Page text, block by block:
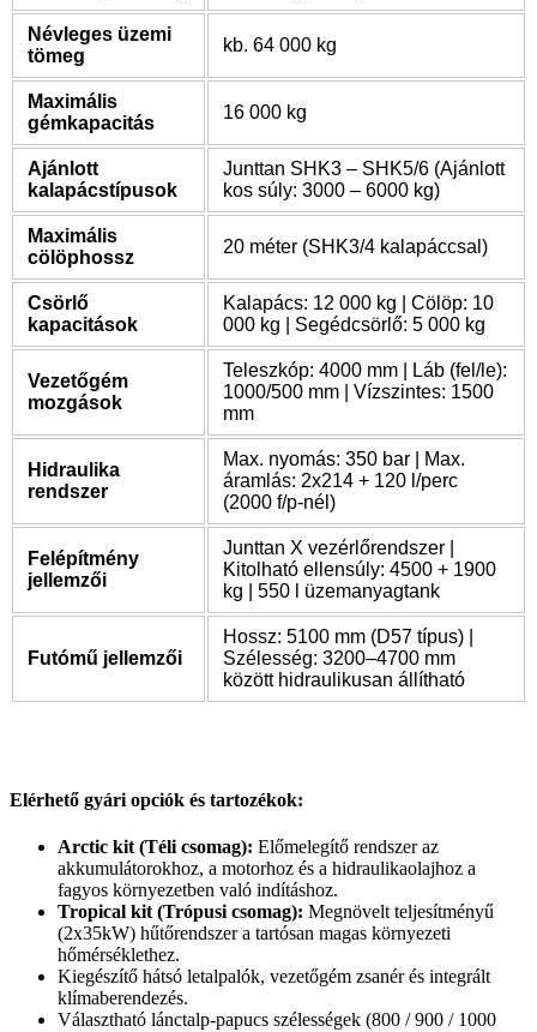
Névleges üzemi
tömeg
kb. 64 000 kg
Maximális
gémkapacitás
16 000 kg
Ajánlott
kalapácstípusok
Junttan SHK3 – SHK5/6 (Ajánlott
kos súly: 3000 – 6000 kg)
Maximális
cölöphossz
20 méter (SHK3/4 kalapáccsal)
Csörlő
kapacitások
Kalapács: 12 000 kg | Cölöp: 10
000 kg | Segédcsörlő: 5 000 kg
Vezetőgém
mozgások
Teleszkóp: 4000 mm | Láb (fel/le):
1000/500 mm | Vízszintes: 1500
mm
Hidraulika
rendszer
Max. nyomás: 350 bar | Max.
áramlás: 2x214 + 120 l/perc
(2000 f/p-nél)
Felépítmény
jellemzői
Junttan X vezérlőrendszer |
Kitolható ellensúly: 4500 + 1900
kg | 550 l üzemanyagtank
Futómű jellemzői
Hossz: 5100 mm (D57 típus) |
Szélesség: 3200–4700 mm
között hidraulikusan állítható
Elérhető gyári opciók és tartozékok:
Arctic kit (Téli csomag): Előmelegítő rendszer az
akkumulátorokhoz, a motorhoz és a hidraulikaolajhoz a
fagyos környezetben való indításhoz.
Tropical kit (Trópusi csomag): Megnövelt teljesítményű
(2x35kW) hűtőrendszer a tartósan magas környezeti
hőmérséklethez.
Kiegészítő hátsó letalpalók, vezetőgém zsanér és integrált
klímaberendezés.
Választható lánctalp-papucs szélességek (800 / 900 / 1000